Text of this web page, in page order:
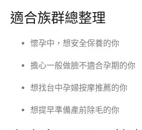
適合族群總整理
懷孕中，想安全保養的你
擔心一般做臉不適合孕期的你
想找台中孕婦按摩推薦的你
想提早準備產前除毛的你